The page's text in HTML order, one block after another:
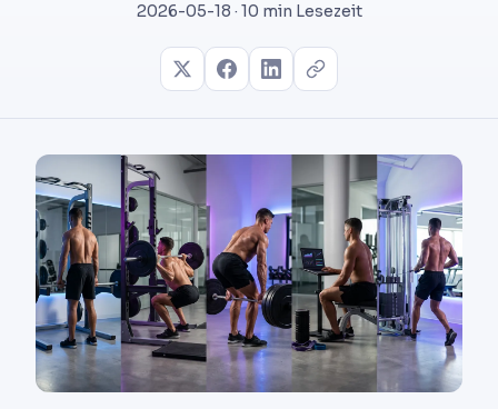
2026-05-18 · 10 min Lesezeit